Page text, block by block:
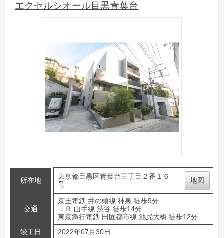
エクセルシオール目黒青葉台
所在地
東京都目黒区青葉台三丁目２番１６
号
地図
交通
京王電鉄 井の頭線 神泉 徒歩9分
ＪＲ 山手線 渋谷 徒歩14分
東京急行電鉄 田園都市線 池尻大橋 徒歩12分
竣工日
2022年07月30日